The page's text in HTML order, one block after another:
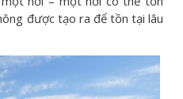
được tạo ra để tồn tại lâu